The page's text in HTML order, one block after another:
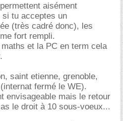
aisément
tu acceptes un
(très cadré donc), les
fort rempli.
et la PC en term cela
saint etienne, grenoble,
fermé le WE).
envisageable mais le retour
le droit à 10 sous-voeux...